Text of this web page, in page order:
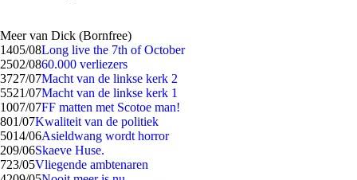
Meer van Dick (Bornfree)
1405/08Long live the 7th of October
2502/0860.000 verliezers
3727/07Macht van de linkse kerk 2
5521/07Macht van de linkse kerk 1
1007/07FF matten met Scotoe man!
801/07Kwaliteit van de politiek
5014/06Asieldwang wordt horror
209/06Skaeve Huse.
723/05Vliegende ambtenaren